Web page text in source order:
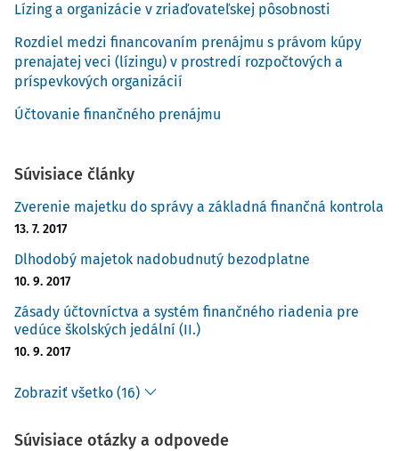
Lízing a organizácie v zriaďovateľskej pôsobnosti
Rozdiel medzi financovaním prenájmu s právom kúpy
prenajatej veci (lízingu) v prostredí rozpočtových a
príspevkových organizácií
Účtovanie finančného prenájmu
Súvisiace články
Zverenie majetku do správy a základná finančná kontrola
13. 7. 2017
Dlhodobý majetok nadobudnutý bezodplatne
10. 9. 2017
Zásady účtovníctva a systém finančného riadenia pre
vedúce školských jedální (II.)
10. 9. 2017
Zobraziť všetko (16)
Súvisiace otázky a odpovede